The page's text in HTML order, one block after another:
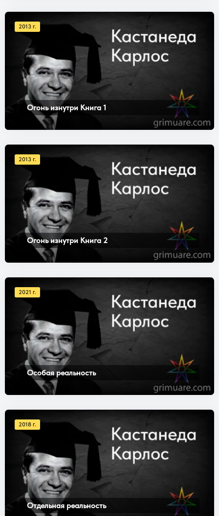
2013 г.
Огонь изнутри Книга 1
2013 г.
Огонь изнутри Книга 2
2021 г.
Особая реальность
2018 г.
Отдельная реальность